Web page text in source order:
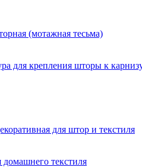
(мотажная тесьма)
для крепления шторы к
для штор и текстиля
домашнего текстиля